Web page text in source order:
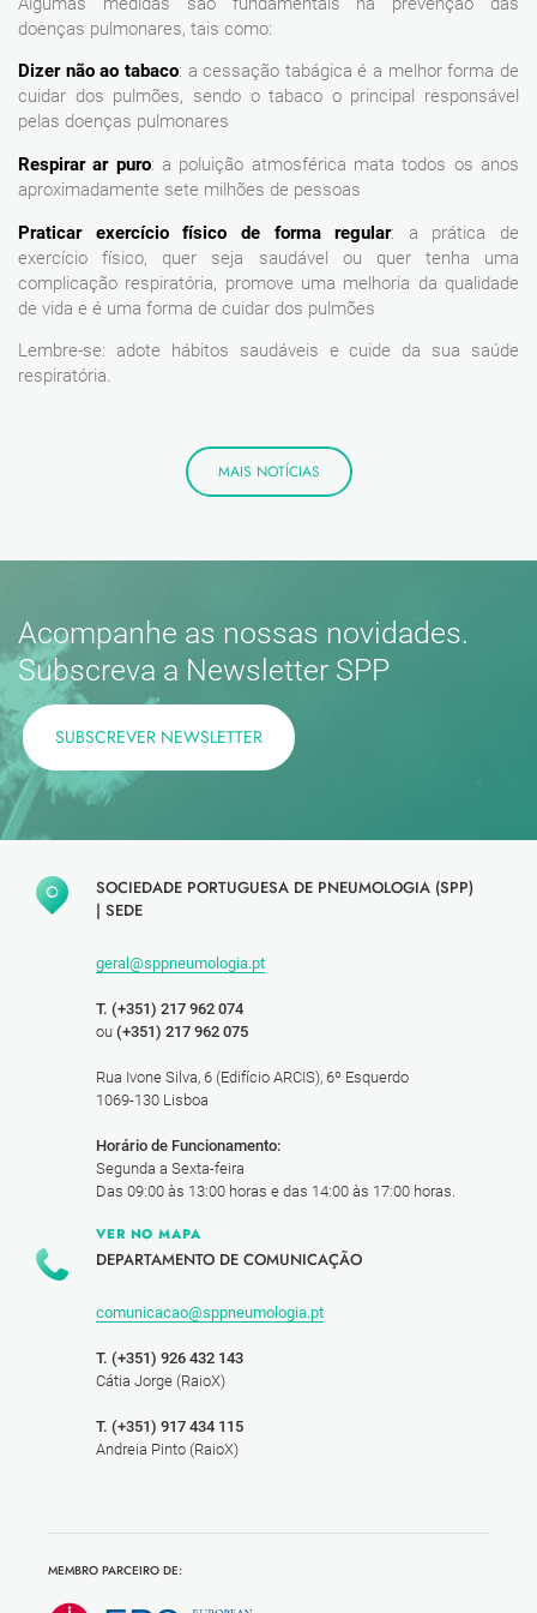
doenças pulmonares, tais como:
Dizer não ao tabaco: a cessação tabágica é a melhor forma de
cuidar dos pulmões, sendo o tabaco o principal responsável
pelas doenças pulmonares
Respirar ar puro: a poluição atmosférica mata todos os anos
aproximadamente sete milhões de pessoas
Praticar exercício físico de forma regular: a prática de
exercício físico, quer seja saudável ou quer tenha uma
complicação respiratória, promove uma melhoria da qualidade
de vida e é uma forma de cuidar dos pulmões
Lembre-se: adote hábitos saudáveis e cuide da sua saúde
respiratória.
MAIS NOTÍCIAS
Acompanhe as nossas novidades.
Subscreva a Newsletter SPP
SUBSCREVER NEWSLETTER
SOCIEDADE PORTUGUESA DE PNEUMOLOGIA (SPP)
| SEDE
geral@sppneumologia.pt
T. (+351) 217 962 074
ou (+351) 217 962 075
Rua Ivone Silva, 6 (Edifício ARCIS), 6º Esquerdo
1069-130 Lisboa
Horário de Funcionamento:
Segunda a Sexta-feira
Das 09:00 às 13:00 horas e das 14:00 às 17:00 horas.
VER NO MAPA
DEPARTAMENTO DE COMUNICAÇÃO
comunicacao@sppneumologia.pt
T. (+351) 926 432 143
Cátia Jorge (RaioX)
T. (+351) 917 434 115
Andreia Pinto (RaioX)
MEMBRO PARCEIRO DE: